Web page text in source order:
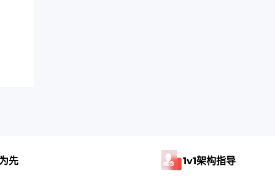
先 1v1架构指导